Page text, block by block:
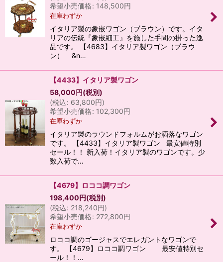
希望小売価格: 148,500円
在庫わずか
イタリア製の象嵌ワゴン（ブラウン）です。イタ
リアの伝統『象嵌細工』を施した手間の掛った逸
品です。 【4683】イタリア製ワゴン（ブラウ
ン） &n…
【4433】イタリア製ワゴン
58,000円(税別)
(税込: 63,800円)
希望小売価格: 102,300円
在庫わずか
イタリア製のラウンドフォルムがお洒落なワゴン
です。 【4433】イタリア製ワゴン 最安値特別
セール！！ 新入荷！イタリア製のワゴンです。少
数入荷で…
【4679】ロココ調ワゴン
198,400円(税別)
(税込: 218,240円)
希望小売価格: 272,800円
在庫わずか
ロココ調のゴージャスでエレガントなワゴンで
す。 【4679】ロココ調ワゴン 最安値特別セ
ール！！…